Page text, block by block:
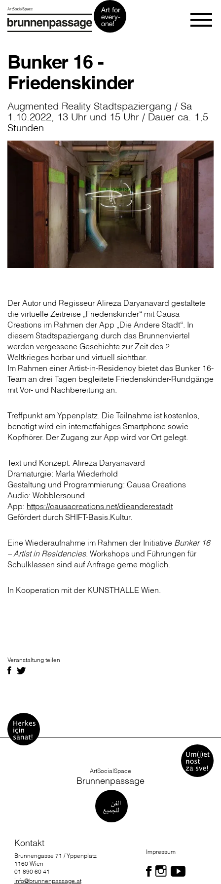
Bunker 16 -
Friedenskinder
Augmented Reality Stadtspaziergang / Sa
1.10.2022, 13 Uhr und 15 Uhr / Dauer ca. 1,5
Stunden
Der Autor und Regisseur Alireza Daryanavard gestaltete
die virtuelle Zeitreise „Friedenskinder“ mit Causa
Creations im Rahmen der App „Die Andere Stadt“. In
diesem Stadtspaziergang durch das Brunnenviertel
werden vergessene Geschichte zur Zeit des 2.
Weltkrieges hörbar und virtuell sichtbar.
Im Rahmen einer Artist-in-Residency bietet das Bunker 16-
Team an drei Tagen begleitete Friedenskinder-Rundgänge
mit Vor- und Nach­bereitung an.
Treffpunkt am Yppenplatz. Die Teilnahme ist kostenlos,
benötigt wird ein internetfähiges Smartphone sowie
Kopfhörer. Der Zugang zur App wird vor Ort gelegt.
Text und Konzept: Alireza Daryanavard
Dramaturgie: Marla Wiederhold
Gestaltung und Programmierung: Causa Creations
Audio: Wobblersound
App: https://causacreations.net/dieanderestadt
Gefördert durch SHIFT-Basis.Kultur.
Eine Wiederaufnahme im Rahmen der Initiative Bunker 16
– Artist in Residencies. Workshops und Führungen für
Schulklassen sind auf Anfrage gerne möglich.
In Kooperation mit der KUNSTHALLE Wien.
Veranstaltung teilen
ArtSocialSpace
Brunnenpassage
Kontakt
Brunnengasse 71 / Yppenplatz
1160 Wien
01 890 60 41
info@brunnenpassage.at
Impressum